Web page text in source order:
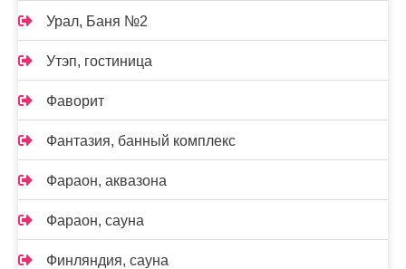
Урал, Баня №2
Утэп, гостиница
Фаворит
Фантазия, банный комплекс
Фараон, аквазона
Фараон, сауна
Финляндия, сауна